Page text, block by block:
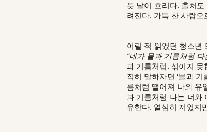
듯 날이 흐리다. 출처
려진다. 가득 찬 사람
어릴 적 읽었던 청소년
“네가 물과 기름처럼
과 기름처럼. 섞이지
직히 말하자면 ‘물과
름처럼 떨어져 나와 유
과 기름처럼 나는 너와
유한다. 열심히 저었지